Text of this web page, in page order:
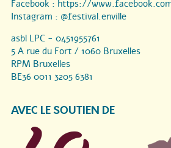
Facebook : https://
Instagram : @festival.enville
asbl LPC - 0451955761
5 A rue du Fort / 1060 Bruxelles
RPM Bruxelles
BE36 0011 3205 6381
AVEC LE SOUTIEN DE